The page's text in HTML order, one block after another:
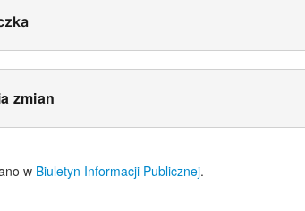
zmian
w Biuletyn Informacji Publicznej.